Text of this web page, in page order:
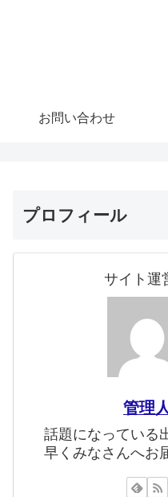
お問い合わせ
プロフィール
サイト運
管理人
話題になっている
早くみなさんへお